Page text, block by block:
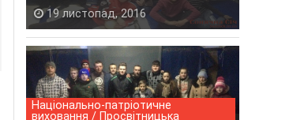
19 листопад, 2016
Національно-патріотичне
виховання / Просвітницька